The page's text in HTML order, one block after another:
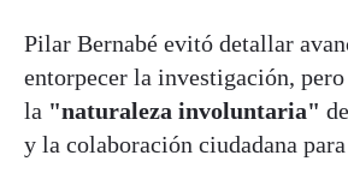
Pilar Bernabé evitó detallar
entorpecer la investigación,
la "naturaleza involuntaria"
y la colaboración ciudadana